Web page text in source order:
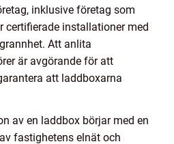
inklusive företag som
certifierade installationer med
Att anlita
är avgörande för att
att laddboxarna
av en laddbox börjar med en
fastighetens elnät och